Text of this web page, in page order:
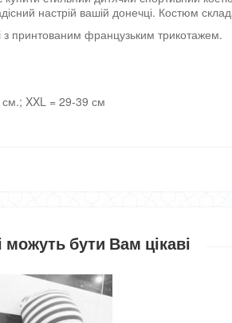
настрій вашій донечці. Костюм
з принтованим французьким трикотажем.
XXL = 29-39 см
можуть бути Вам цікаві